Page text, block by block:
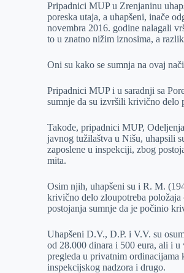
Pripadnici MUP u Zrenjaninu
poreska utaja, a uhapšeni, inače
novembra 2016. godine nalagali
to u znatno nižim iznosima, a
Oni su kako se sumnja na ovaj
Pripadnici MUP i u saradnji sa
sumnje da su izvršili krivično delo
Takođe, pripadnici MUP,
javnog tužilaštva u Nišu, uhapsili
zaposlene u inspekciji, zbog
mita.
Osim njih, uhapšeni su i R. M.
krivično delo zloupotreba
postojanja sumnje da je počinio
Uhapšeni D.V., D.P. i V.V. su
od 28.000 dinara i 500 eura, ali i
pregleda u privatnim ordinacijama
inspekcijskog nadzora i drugo.